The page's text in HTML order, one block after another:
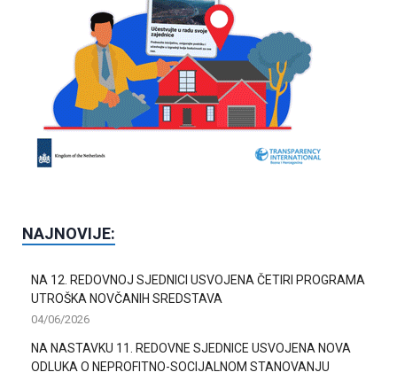
NAJNOVIJE:
NA 12. REDOVNOJ SJEDNICI USVOJENA ČETIRI PROGRAMA
UTROŠKA NOVČANIH SREDSTAVA
04/06/2026
NA NASTAVKU 11. REDOVNE SJEDNICE USVOJENA NOVA
ODLUKA O NEPROFITNO-SOCIJALNOM STANOVANJU